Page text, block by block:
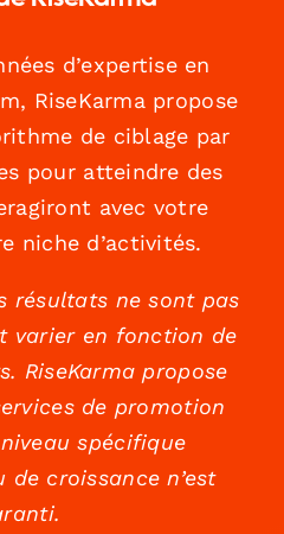
d’expertise en
RiseKarma propose
de ciblage par
pour atteindre des
avec votre
niche d’activités.
résultats ne sont pas
varier en fonction de
RiseKarma propose
de promotion
spécifique
de croissance n’est